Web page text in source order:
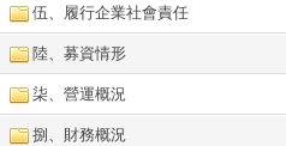
伍、履行企業社會責任
陸、募資情形
柒、營運概況
捌、財務概況